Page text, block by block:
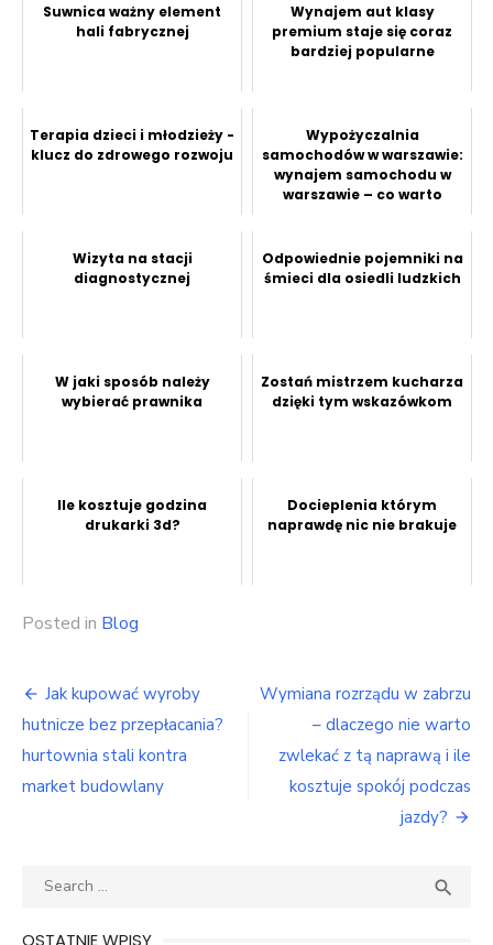
Suwnica ważny element
hali fabrycznej
Wynajem aut klasy
premium staje się coraz
bardziej popularne
Terapia dzieci i młodzieży -
klucz do zdrowego rozwoju
Wypożyczalnia
samochodów w warszawie:
wynajem samochodu w
warszawie – co warto
Wizyta na stacji
diagnostycznej
Odpowiednie pojemniki na
śmieci dla osiedli ludzkich
W jaki sposób należy
wybierać prawnika
Zostań mistrzem kucharza
dzięki tym wskazówkom
Ile kosztuje godzina
drukarki 3d?
Docieplenia którym
naprawdę nic nie brakuje
Posted in Blog
Nawigacja
wpisu
Jak kupować wyroby
hutnicze bez przepłacania?
hurtownia stali kontra
market budowlany
Wymiana rozrządu w zabrzu
– dlaczego nie warto
zwlekać z tą naprawą i ile
kosztuje spokój podczas
jazdy?
Search

OSTATNIE WPISY